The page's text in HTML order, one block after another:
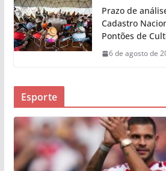
Prazo de
Cadastro
Pontões de
6 de agosto de
Esporte